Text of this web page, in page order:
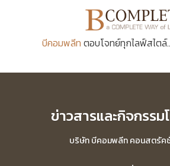
บีคอมพลีท ตอบโจทย์ทุกไลฟ์สไตล์
ข่าวสารและกิจกรรม
บริษัท บีคอมพลีท คอนสตรัค